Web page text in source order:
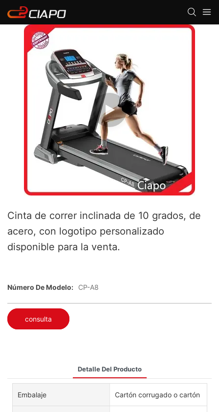
Cinta de correr inclinada de 10 grados, de
acero, con logotipo personalizado
disponible para la venta.
Número De Modelo: CP-A8
consulta
Detalle Del Producto
Embalaje Cartón corrugado o cartón